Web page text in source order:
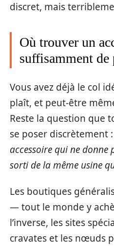
discret, mais
Où trouver un
suffisamment de
Vous avez déjà le col
plaît, et peut-être
Reste la question que
se poser discrètement :
accessoire qui ne donne
sorti de la même usine
Les boutiques
— tout le monde y
l’inverse, les sites
cravates et les nœuds